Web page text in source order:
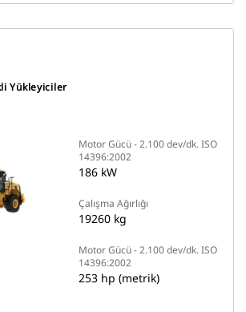
Yükleyiciler
Motor Gücü - 2.100 dev/dk. ISO
14396:2002
186 kW
Çalışma Ağırlığı
19260 kg
Motor Gücü - 2.100 dev/dk. ISO
14396:2002
253 hp (metrik)